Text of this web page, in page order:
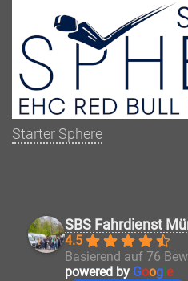
Starter Sphere
SBS Fahrdienst
4.5
Basierend auf 76
powered by Googl e